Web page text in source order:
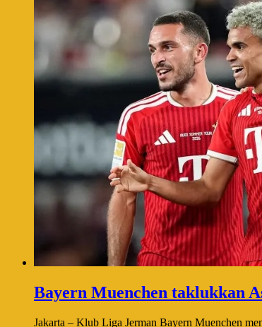
Bayern Muenchen taklukkan
Jakarta – Klub Liga Jerman Bayern Muenchen